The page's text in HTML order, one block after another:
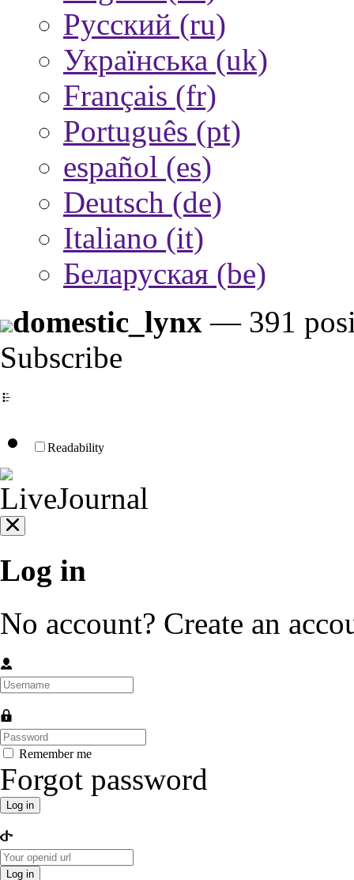
Русский (ru)
Українська (uk)
Français (fr)
Português (pt)
español (es)
Deutsch (de)
Italiano (it)
Беларуская (be)
domestic_lynx — 391
Subscribe
Readability
Log in
No account? Create an
Remember me
Forgot password
Log in
Log in